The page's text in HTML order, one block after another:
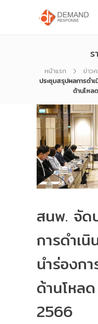
ร
หน้าแรก ข่าว
ประชุมสรุปผลการดำ
ด้านโห
สนพ. จัด
การดำเนิ
นำร่องก
ด้านโหล
2566